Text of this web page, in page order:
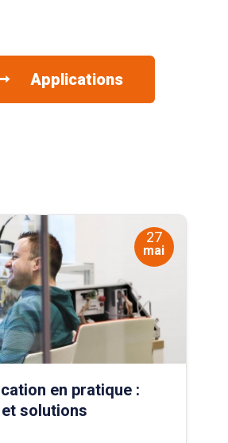
Applications
27
mai
en pratique :
solutions